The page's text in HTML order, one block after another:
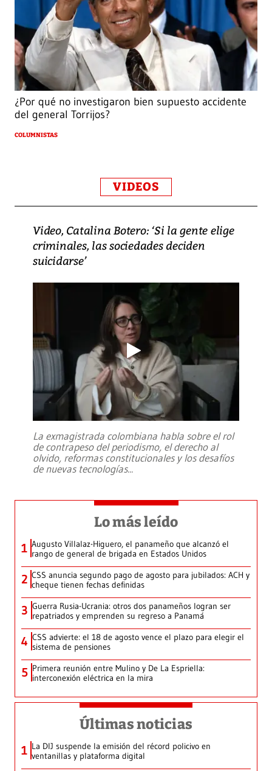
¿Por qué no investigaron bien supuesto accidente
del general Torrijos?
COLUMNISTAS
VIDEOS
Video, Catalina Botero: ‘Si la gente elige
criminales, las sociedades deciden
suicidarse’
La exmagistrada colombiana habla sobre el rol
de contrapeso del periodismo, el derecho al
olvido, reformas constitucionales y los desafíos
de nuevas tecnologías...
Lo más leído
1 Augusto Villalaz-Higuero, el panameño que alcanzó el
rango de general de brigada en Estados Unidos
2 CSS anuncia segundo pago de agosto para jubilados: ACH y
cheque tienen fechas definidas
3 Guerra Rusia-Ucrania: otros dos panameños logran ser
repatriados y emprenden su regreso a Panamá
4 CSS advierte: el 18 de agosto vence el plazo para elegir el
sistema de pensiones
5 Primera reunión entre Mulino y De La Espriella:
interconexión eléctrica en la mira
Últimas noticias
1 La DIJ suspende la emisión del récord policivo en
ventanillas y plataforma digital